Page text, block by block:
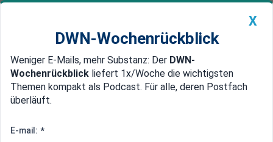
Newsticker MEIN DWN: Geldanlage Premium
Edelmetalle DWN-Magazin China
Wasserstoff-Speicherung:
X
DWN-Wochenrückblick
Weniger E-Mails, mehr Substanz: Der DWN-
Wochenrückblick liefert 1x/Woche die wichtigsten
Themen kompakt als Podcast. Für alle, deren Postfach
überläuft.
E-mail: *